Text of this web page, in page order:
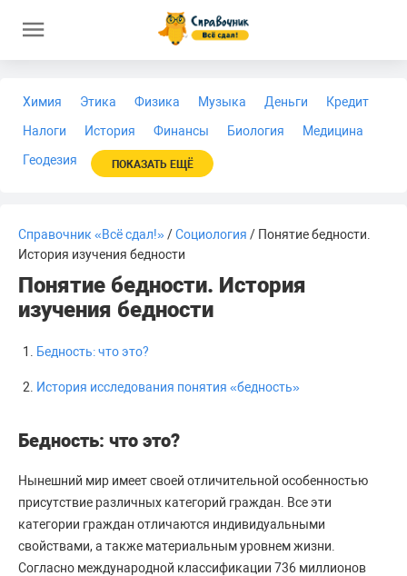
Химия Этика Физика Музыка Деньги
Кредит
Налоги
История Финансы Биология
Медицина
Геодезия
ПОКАЗАТЬ ЕЩЁ
Справочник «Всё сдал!»/Социология / Понятие бедности.
История изучения бедности
Понятие бедности. История
изучения бедности
Бедность: что это?
История исследования понятия «бедность»
Бедность: что это?
Нынешний мир имеет своей отличительной особенностью
присутствие различных категорий граждан. Все эти
категории граждан отличаются индивидуальными
свойствами, а также материальным уровнем жизни.
Согласно международной классификации 736 миллионов